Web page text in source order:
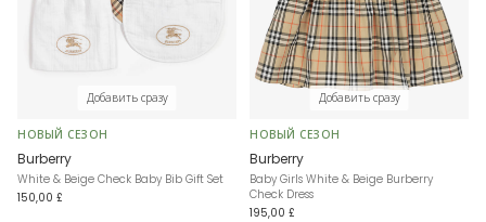
Добавить сразу
НОВЫЙ СЕЗОН
Burberry
White & Beige Check Baby Bib Gift Set
150,00 £
Добавить сразу
НОВЫЙ СЕЗОН
Burberry
Baby Girls White & Beige Burberry
Check Dress
195,00 £